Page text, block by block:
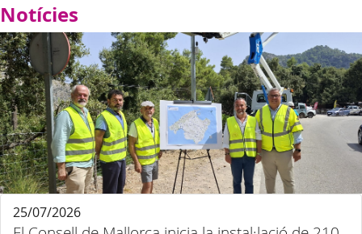
Notícies
25/07/2026